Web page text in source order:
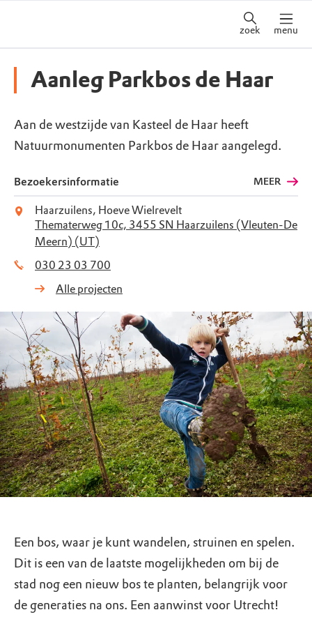
zoek menu
Aanleg Parkbos de Haar
Aan de westzijde van Kasteel de Haar heeft
Natuurmonumenten Parkbos de Haar aangelegd.
Bezoekersinformatie MEER
Haarzuilens, Hoeve Wielrevelt
Thematerweg 10c, 3455 SN Haarzuilens (Vleuten-De
Meern) (UT)
030 23 03 700
Alle projecten
Een bos, waar je kunt wandelen, struinen en spelen.
Dit is een van de laatste mogelijkheden om bij de
stad nog een nieuw bos te planten, belangrijk voor
de generaties na ons. Een aanwinst voor Utrecht!